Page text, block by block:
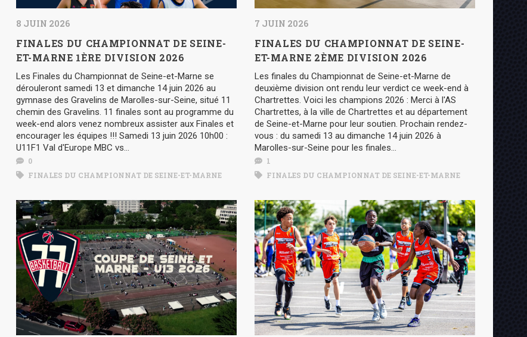
8 JUIN 2026
FINALES DU CHAMPIONNAT DE SEINE-
ET-MARNE 1ÈRE DIVISION 2026
Les Finales du Championnat de Seine-et-Marne se
dérouleront samedi 13 et dimanche 14 juin 2026 au
gymnase des Gravelins de Marolles-sur-Seine, situé 11
chemin des Gravelins. 11 finales sont au programme du
week-end alors venez nombreux assister aux Finales et
encourager les équipes !!! Samedi 13 juin 2026 10h00 :
U11F1 Val d'Europe MBC vs...
0
FINALES DU CHAMPIONNAT DE SEINE-ET-MARNE
7 JUIN 2026
FINALES DU CHAMPIONNAT DE SEINE-
ET-MARNE 2ÈME DIVISION 2026
Les finales du Championnat de Seine-et-Marne de
deuxième division ont rendu leur verdict ce week-end à
Chartrettes. Voici les champions 2026 : Merci à l'AS
Chartrettes, à la ville de Chartrettes et au département
de Seine-et-Marne pour leur soutien. Prochain rendez-
vous : du samedi 13 au dimanche 14 juin 2026 à
Marolles-sur-Seine pour les finales...
1
FINALES DU CHAMPIONNAT DE SEINE-ET-MARNE